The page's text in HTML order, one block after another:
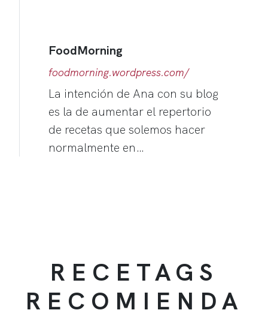
FoodMorning
foodmorning.wordpress.com/
La intención de Ana con su blog
es la de aumentar el repertorio
de recetas que solemos hacer
normalmente en…
RECETAGS
RECOMIENDA